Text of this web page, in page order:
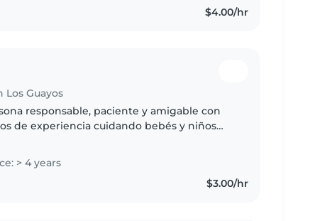
$4.00/hr
Guayos
responsable, paciente y amigable con
de experiencia cuidando bebés y niños
y jugar música..
> 4 years
$3.00/hr